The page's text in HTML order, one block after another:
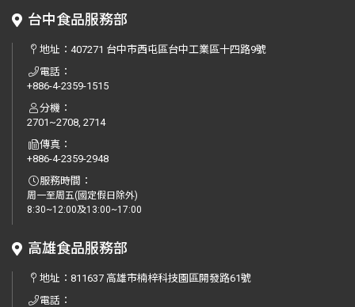
台中食品服務部
地址：407271 台中市西屯區台中工業區十四路9號
電話：
+886-4-2359-1515
分機：
2701~2708, 2714
傳真：
+886-4-2359-2948
服務時間：
周一至周五(國定假日除外)
8:30~12:00及13:00~17:00
高雄食品服務部
地址：811637 高雄市楠梓科技園區開發路61號
電話：